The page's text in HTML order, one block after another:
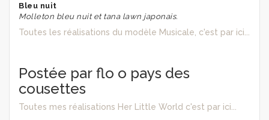
Bleu nuit
Molleton bleu nuit et tana lawn japonais.
Toutes les réalisations du modèle Musicale, c'est par ici...
Postée par flo o pays des
cousettes
Toutes mes réalisations Her Little World c'est par ici...